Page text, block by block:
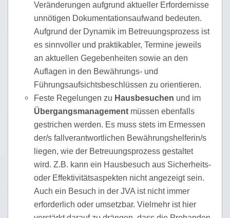
Veränderungen aufgrund aktueller Erfordernisse
unnötigen Dokumentationsaufwand bedeuten.
Aufgrund der Dynamik im Betreuungsprozess ist
es sinnvoller und praktikabler, Termine jeweils
an aktuellen Gegebenheiten sowie an den
Auflagen in den Bewährungs- und
Führungsaufsichtsbeschlüssen zu orientieren.
Feste Regelungen zu Hausbesuchen und im
Übergangsmanagement müssen ebenfalls
gestrichen werden. Es muss stets im Ermessen
der/s fallverantwortlichen Bewährungshelferin/s
liegen, wie der Betreuungsprozess gestaltet
wird. Z.B. kann ein Hausbesuch aus Sicherheits-
oder Effektivitätsaspekten nicht angezeigt sein.
Auch ein Besuch in der JVA ist nicht immer
erforderlich oder umsetzbar. Vielmehr ist hier